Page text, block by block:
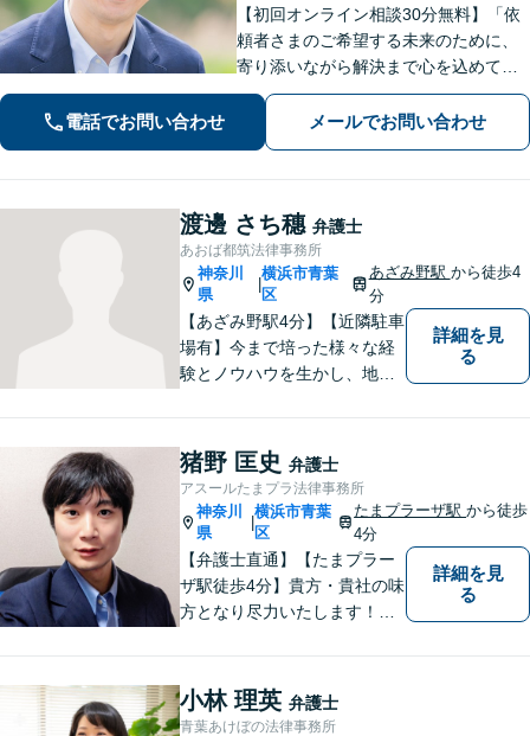
【初回オンライン相談30分無料】「依
頼者さまのご希望する未来のために、
寄り添いながら解決まで心を込めて対
応します」不動産契約や売買、家賃滞
納など不動産トラブル／離婚協議や調
停など離婚問題／相続・遺言も対応
電話でお問い合わせ メールでお問い合わせ
渡邊 さち穗 弁護士
あおば都筑法律事務所
神奈川
県
横浜市青葉
区
あざみ野駅 から徒歩4
分
【あざみ野駅4分】【近隣駐車
場有】今まで培った様々な経
験とノウハウを生かし、地域
能な最善の結論を共に目指し
て問題解決を図る所存です。
法律上の問題に巻き込まれた
際は、お一人で悩まずにお気
軽にご相談ください。
詳細を見
る
猪野 匡史 弁護士
アスールたまプラ法律事務所
神奈川
県
|
横浜市青葉
区
たまプラーザ駅から徒歩
4分
【弁護士直通】【たまプラー
ザ駅徒歩4分】貴方・貴社の味
方となり尽力いたします！当
すのでまずはお気軽にご相談
ください。
詳細を見
る
小林 理英 弁護士
青葉あけぼの法律事務所